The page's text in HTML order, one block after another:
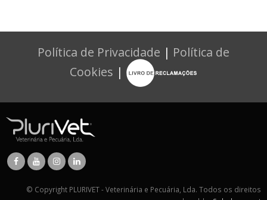
Política de Privacidade | Política de
Cookies |
© Copyright PLURIVET - Veterinária e Pecuária, Lda. Todos os direitos